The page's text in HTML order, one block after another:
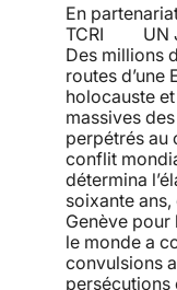
En
TCRI UN
Des millions
routes d’une
holocauste
massives
perpétrés au
conflit
détermina
soixante
Genève pour
le monde a
convulsions
persécutions